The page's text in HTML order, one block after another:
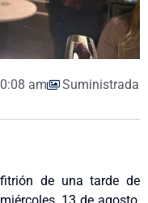
am Suministrada
de una tarde de